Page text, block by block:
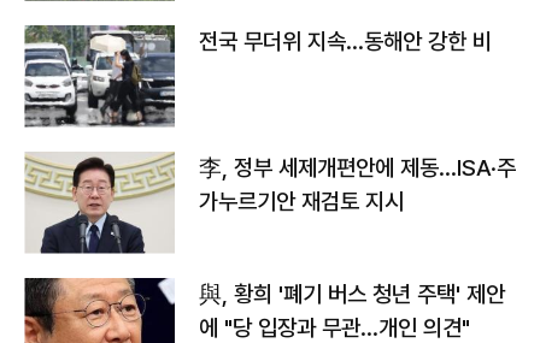
전국 무더위 지속…동해안 강한 비
李, 정부 세제개편안에 제동…ISA·주
가누르기안 재검토 지시
與, 황희 '폐기 버스 청년 주택' 제안
에 "당 입장과 무관…개인 의견"